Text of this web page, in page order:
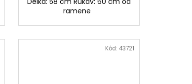
ramene
Kód: 43721